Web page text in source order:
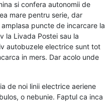
si confera autonomii de
mare pentru serie, dar
puncte de incarcare la
la Livada Postei sau la
autobuzele electrice sunt tot
in mers. Dar acolo unde
de noi linii electrice aeriene
o nebunie. Faptul ca inca